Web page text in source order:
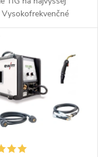
je...